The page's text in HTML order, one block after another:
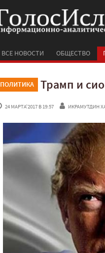
ВСЕ НОВОСТИ ОБЩЕСТВО
ПОЛИТИКА Трамп и
24 МАРТА'2017 В 19:57 ИКРАМУТДИН